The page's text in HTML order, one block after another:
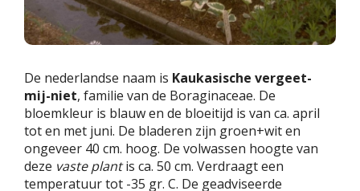
De nederlandse naam is Kaukasische vergeet-
mij-niet, familie van de Boraginaceae. De
bloemkleur is blauw en de bloeitijd is van ca. april
tot en met juni. De bladeren zijn groen+wit en
ongeveer 40 cm. hoog. De volwassen hoogte van
deze vaste plantis ca. 50 cm. Verdraagt een
temperatuur tot -35 gr. C. De geadviseerde